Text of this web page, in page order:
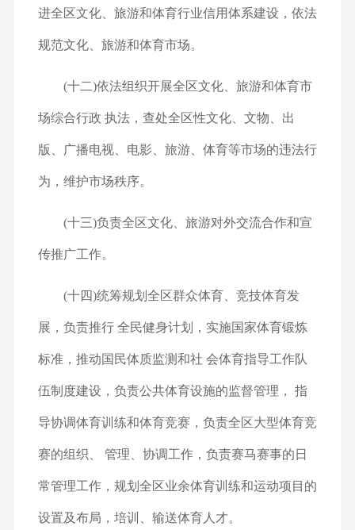
进全区文化、旅游和体育行业信用体系建设，依法
规范文化、旅游和体育市场。
(十二)依法组织开展全区文化、旅游和体育市
场综合行政 执法，查处全区性文化、文物、出
版、广播电视、电影、旅游、 体育等市场的违法行
为，维护市场秩序。
(十三)负责全区文化、旅游对外交流合作和宣
传推广工作。
(十四)统筹规划全区群众体育、竞技体育发
展，负责推行 全民健身计划，实施国家体育锻炼
标准，推动国民体质监测和社 会体育指导工作队
伍制度建设，负责公共体育设施的监督管理， 指
导协调体育训练和体育竞赛，负责全区大型体育竞
赛的组织、 管理、协调工作，负责赛马赛事的日
常管理工作，规划全区业余体育训练和运动项目的
设置及布局，培训、输送体育人才。